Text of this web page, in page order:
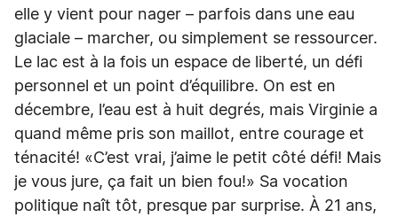
elle y vient pour nager – parfois dans une eau
glaciale – marcher, ou simplement se ressourcer.
Le lac est à la fois un espace de liberté, un défi
personnel et un point d’équilibre. On est en
décembre, l’eau est à huit degrés, mais Virginie a
quand même pris son maillot, entre courage et
ténacité! «C’est vrai, j’aime le petit côté défi! Mais
je vous jure, ça fait un bien fou!» Sa vocation
politique naît tôt, presque par surprise. À 21 ans,